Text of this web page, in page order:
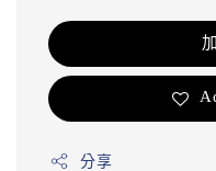
分享